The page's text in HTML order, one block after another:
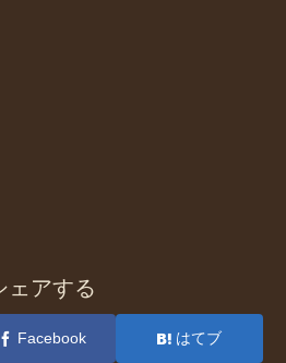
ェアする
Facebook はてブ